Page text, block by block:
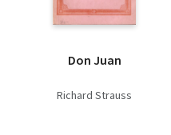
Don Juan
Richard Strauss